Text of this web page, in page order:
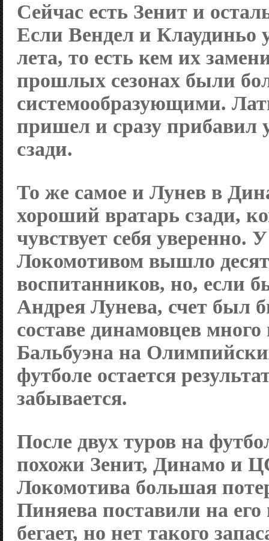
Сейчас есть Зенит и
Если Вендел и Клаудиньо
лета, то есть кем их
прошлых сезонах были
системообразующими.
пришел и сразу прибавил
сзади.
То же самое и Лунев в
хороший вратарь сзади,
чувствует себя уверенно.
Локомотивом вышло
воспитанников, но, если
Андрея Лунева, счет был
составе динамовцев
Бальбуэна на
футболе остается
забывается.
После двух туров на
похожи Зенит, Динамо и
Локомотива большая
Пиняева поставили на
бегает, но нет такого